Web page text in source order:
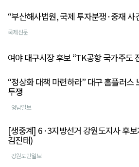
“부산해사법원, 국제 투자분쟁·중재 사
국제신문
여야 대구시장 후보 “TK공항 국가주도
“정상화 대책 마련하라” 대구 홈플러스
투쟁
영남일보
[생중계] 6·3지방선거 강원도지사 후
김진태)
강원도민일보